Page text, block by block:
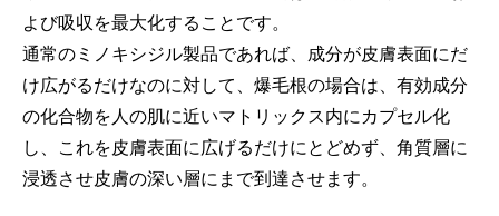
よび吸収を最大化することです。
通常のミノキシジル製品であれば、成分が皮膚表面にだ
け広がるだけなのに対して、爆毛根の場合は、有効成分
の化合物を人の肌に近いマトリックス内にカプセル化
し、これを皮膚表面に広げるだけにとどめず、角質層に
浸透させ皮膚の深い層にまで到達させます。